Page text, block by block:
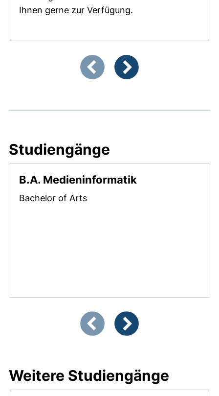
Ihnen gerne zur Verfügung.
Zeigt Folie 1 von 5
Studiengänge
B.A. Medieninformatik
Bachelor of Arts
Zeigt Folie 1 von 3
Weitere Studiengänge